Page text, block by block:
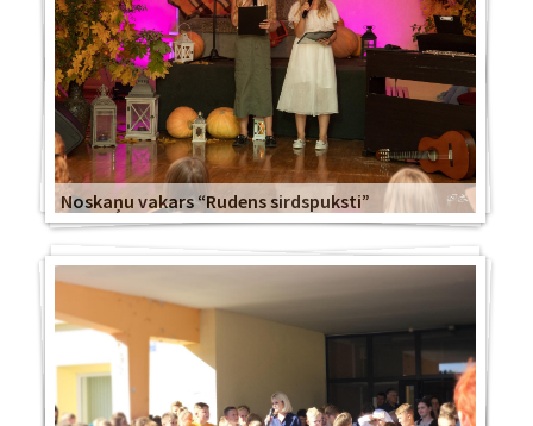
Noskaņu vakars “Rudens sirdspuksti”